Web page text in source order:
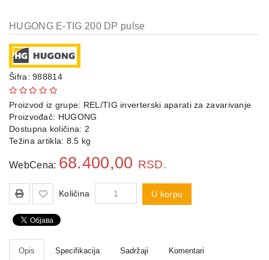
Hidrofori
pumpe
Merni
instrumenti
Police
HUGONG E-TIG 200 DP pulse
Šifra: 988814
Proizvod iz grupe: REL/TIG inverterski aparati za zavarivanje
Proizvođač: HUGONG
Dostupna količina: 2
Težina artikla: 8.5 kg
WebCena: 68.400,00 RSD.
Količina U korpu
Opis Specifikacija Sadržaji Komentari